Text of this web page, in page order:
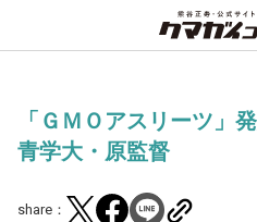
「ＧＭＯアスリーツ
青学大・原監督
share：